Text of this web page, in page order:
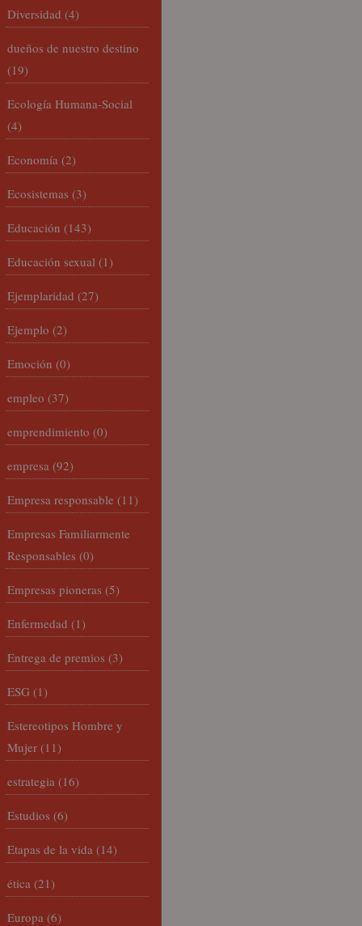
Diversidad (4)
dueños de nuestro destino
(19)
Ecología Humana-Social
(4)
Economía (2)
Ecosistemas (3)
Educación (143)
Educación sexual (1)
Ejemplaridad (27)
Ejemplo (2)
Emoción (0)
empleo (37)
emprendimiento (0)
empresa (92)
Empresa responsable (11)
Empresas Familiarmente
Responsables (0)
Empresas pioneras (5)
Enfermedad (1)
Entrega de premios (3)
ESG (1)
Estereotipos Hombre y
Mujer (11)
estrategia (16)
Estudios (6)
Etapas de la vida (14)
ética (21)
Europa (6)